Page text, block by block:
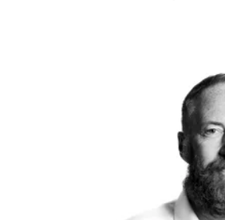
Daarom leveren we elke auto af met
. Dit betekent dat ons
(t.w.v. € 599) standaard is inbegrepen